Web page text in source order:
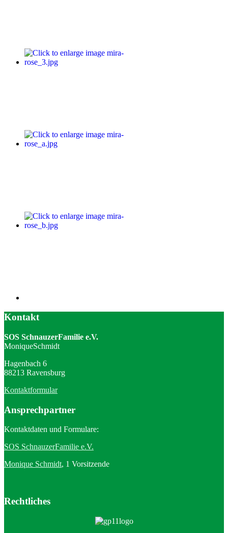
Kontakt
SOS SchnauzerFamilie e.V.
MoniqueSchmidt
Hagenbach 6
88213 Ravensburg
Kontaktformular
Ansprechpartner
Kontaktdaten und Formulare:
SOS SchnauzerFamilie e.V.
Monique Schmidt, 1 Vorsitzende
Rechtliches